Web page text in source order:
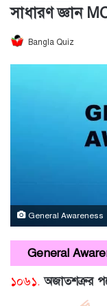
সাধারণ জ্ঞান
Bangla Quiz
General Awareness
General
১০৬১. অজাতশত্রুর